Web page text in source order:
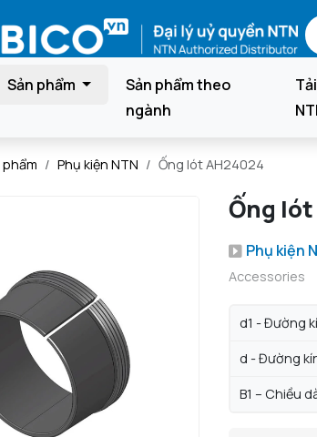
Sản phẩm
Sản phẩm theo
ngành
phẩm Phụ kiện NTN Ống lót AH24024
Ống lót
Phụ kiện
Accessories
d1 - Đường
d - Đường
B1 – Chiều